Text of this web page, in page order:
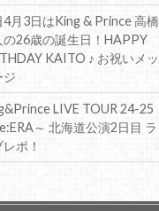
4月3日はKing & Prince 高橋
の26歳の誕生日！HAPPY
KAITO ♪ お祝いメッ
ジ
LIVE TOUR 24-25
～ 北海道公演2日目 ラ
ポ！